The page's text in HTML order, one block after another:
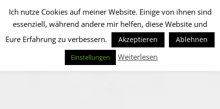
Ich nutze Cookies auf meiner Website. Einige von ihnen sind
essenziell, während andere mir helfen, diese Website und
Eure Erfahrung zu verbessern.
Akzeptieren Ablehnen
Einstellungen Weiterlesen